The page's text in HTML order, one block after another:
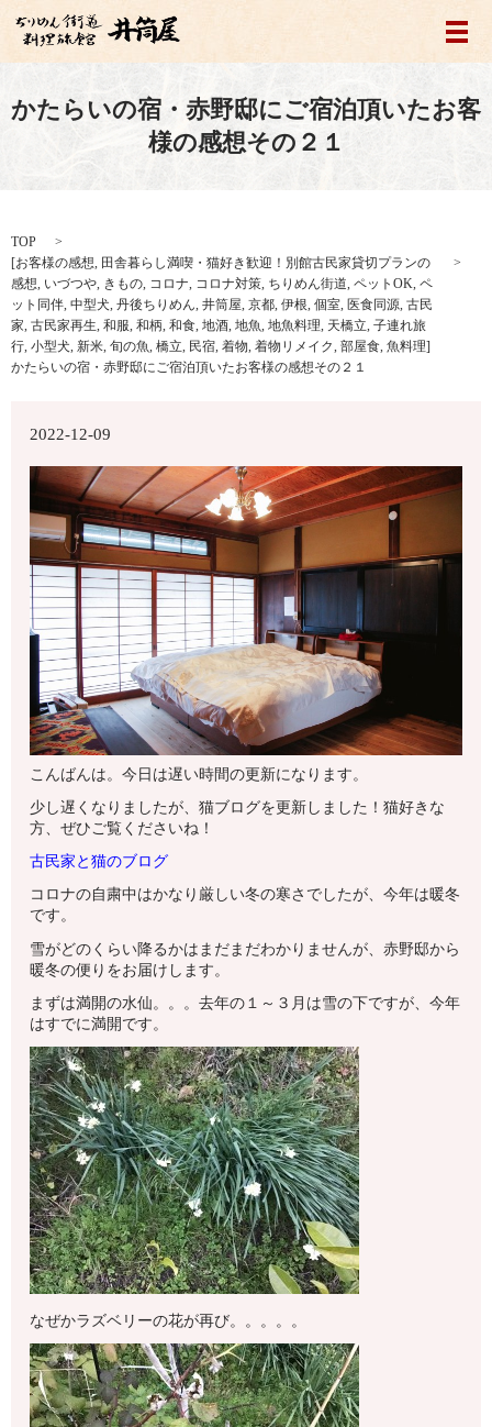
メ
かたらいの宿・赤野邸にご宿泊頂いたお客
様の感想その２１
TOP
[お客様の感想, 田舎暮らし満喫・猫好き歓迎！別館古民家貸切プランの
感想, いづつや, きもの, コロナ, コロナ対策, ちりめん街道, ペットOK, ペ
ット同伴, 中型犬, 丹後ちりめん, 井筒屋, 京都, 伊根, 個室, 医食同源, 古民
家, 古民家再生, 和服, 和柄, 和食, 地酒, 地魚, 地魚料理, 天橋立, 子連れ旅
行, 小型犬, 新米, 旬の魚, 橋立, 民宿, 着物, 着物リメイク, 部屋食, 魚料理]
かたらいの宿・赤野邸にご宿泊頂いたお客様の感想その２１
2022-12-09
こんばんは。今日は遅い時間の更新になります。
少し遅くなりましたが、猫ブログを更新しました！猫好きな
方、ぜひご覧くださいね！
古民家と猫のブログ
コロナの自粛中はかなり厳しい冬の寒さでしたが、今年は暖冬
です。
雪がどのくらい降るかはまだまだわかりませんが、赤野邸から
暖冬の便りをお届けします。
まずは満開の水仙。。。去年の１～３月は雪の下ですが、今年
はすでに満開です。
なぜかラズベリーの花が再び。。。。。